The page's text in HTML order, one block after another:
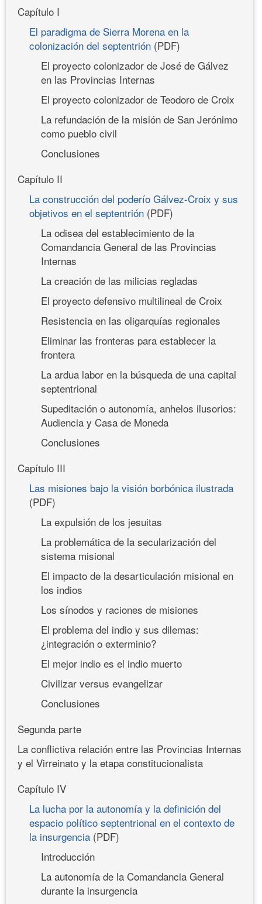
Capítulo I
El paradigma de Sierra Morena en la
colonización del septentrión (PDF)
El proyecto colonizador de José de Gálvez
en las Provincias Internas
El proyecto colonizador de Teodoro de Croix
La refundación de la misión de San Jerónimo
como pueblo civil
Conclusiones
Capítulo II
La construcción del poderío Gálvez-Croix y sus
objetivos en el septentrión (PDF)
La odisea del establecimiento de la
Comandancia General de las Provincias
Internas
La creación de las milicias regladas
El proyecto defensivo multilineal de Croix
Resistencia en las oligarquías regionales
Eliminar las fronteras para establecer la
frontera
La ardua labor en la búsqueda de una capital
septentrional
Supeditación o autonomía, anhelos ilusorios:
Audiencia y Casa de Moneda
Conclusiones
Capítulo III
Las misiones bajo la visión borbónica ilustrada
(PDF)
La expulsión de los jesuitas
La problemática de la secularización del
sistema misional
El impacto de la desarticulación misional en
los indios
Los sínodos y raciones de misiones
El problema del indio y sus dilemas:
¿integración o exterminio?
El mejor indio es el indio muerto
Civilizar versus evangelizar
Conclusiones
Segunda parte
La conflictiva relación entre las Provincias Internas
y el Virreinato y la etapa constitucionalista
Capítulo IV
La lucha por la autonomía y la definición del
espacio político septentrional en el contexto de
la insurgencia (PDF)
Introducción
La autonomía de la Comandancia General
durante la insurgencia